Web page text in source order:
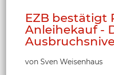
EZB bestätigt
Anleihekauf -
von Sven Weisenhaus